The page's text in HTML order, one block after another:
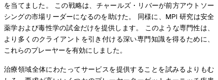
を当てました。 この戦略は、チャールズ・リバーが前方アウトソー
シングの市場リーダーになるのを助けた。 同様に、MPI 研究は安全
薬学および毒性学の試金だけを提供します。 このような専門性は、
より多くのクライアントを引き付ける深い専門知識を得るために、
これらのプレーヤーを有効にしました。
治療領域全体にわたってサービスを提供することを試みるよりもむ